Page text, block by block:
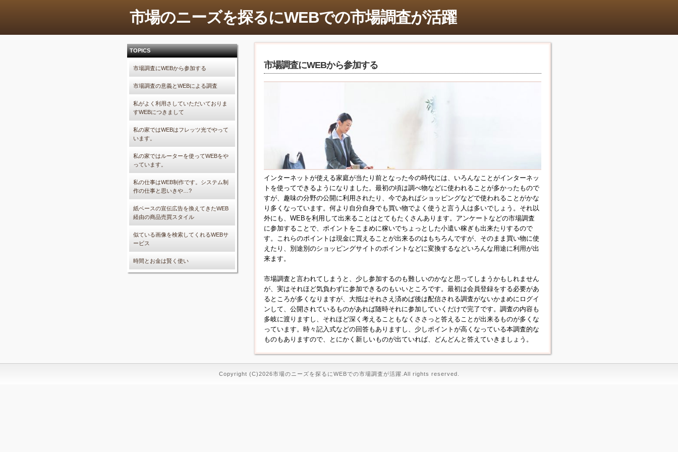
市場のニーズを探るにWEBでの市場調査が活躍
TOPICS
市場調査にWEBから参加する
市場調査の意義とWEBによる調査
私がよく利用さしていただいておりま
すWEBにつきまして
私の家ではWEBはフレッツ光でやって
います。
私の家ではルーターを使ってWEBをや
っています。
私の仕事はWEB制作です。システム制
作の仕事と思いきや…?
紙ベースの宣伝広告を換えてきたWEB
経由の商品売買スタイル
似ている画像を検索してくれるWEBサ
ービス
時間とお金は賢く使い
市場調査にWEBから参加する
インターネットが使える家庭が当たり前となった今の時代には、いろんなことがインターネッ
トを使ってできるようになりました。最初の頃は調べ物などに使われることが多かったもので
すが、趣味の分野の公開に利用されたり、今であればショッピングなどで使われることがかな
り多くなっています。何より自分自身でも買い物でよく使うと言う人は多いでしょう。それ以
外にも、WEBを利用して出来ることはとてもたくさんあります。アンケートなどの市場調査
に参加することで、ポイントをこまめに稼いでちょっとした小遣い稼ぎも出来たりするので
す。これらのポイントは現金に買えることが出来るのはもちろんですが、そのまま買い物に使
えたり、別途別のショッピングサイトのポイントなどに変換するなどいろんな用途に利用が出
来ます。
市場調査と言われてしまうと、少し参加するのも難しいのかなと思ってしまうかもしれません
が、実はそれほど気負わずに参加できるのもいいところです。最初は会員登録をする必要があ
るところが多くなりますが、大抵はそれさえ済めば後は配信される調査がないかまめにログイ
ンして、公開されているものがあれば随時それに参加していくだけで完了です。調査の内容も
多岐に渡りますし、それほど深く考えることもなくささっと答えることが出来るものが多くな
っています。時々記入式などの回答もありますし、少しポイントが高くなっている本調査的な
ものもありますので、とにかく新しいものが出ていれば、どんどんと答えていきましょう。
Copyright (C)2026市場のニーズを探るにWEBでの市場調査が活躍.All rights reserved.